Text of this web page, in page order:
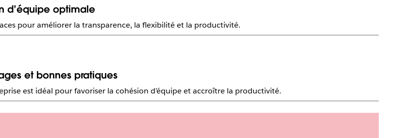
d’équipe optimale
pour améliorer la transparence, la flexibilité et la productivité.
et bonnes pratiques
est idéal pour favoriser la cohésion d’équipe et accroître la productivité.